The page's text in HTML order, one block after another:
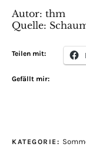
Autor: thm
Quelle:
Teilen mit:
Gefällt mir:
KATEGORIE: